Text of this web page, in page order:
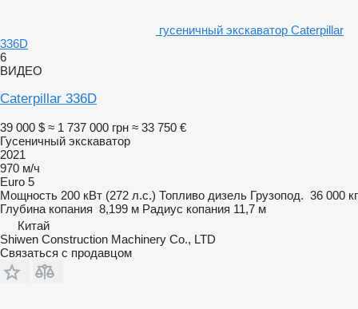
гусеничный экскаватор Caterpillar
336D
6
ВИДЕО
Caterpillar 336D
39 000 $ ≈ 1 737 000 грн ≈ 33 750 €
Гусеничный экскаватор
2021
970 м/ч
Euro 5
Мощность 200 кВт (272 л.с.) Топливо дизель Грузопод. 36 000 кг
Глубина копания 8,199 м Радиус копания 11,7 м
Китай
Shiwen Construction Machinery Co., LTD
Связаться с продавцом